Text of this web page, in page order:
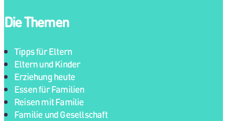
Die Themen
Tipps für Eltern
Eltern und Kinder
Erziehung heute
Essen für Familien
Reisen mit Familie
Familie und Gesellschaft